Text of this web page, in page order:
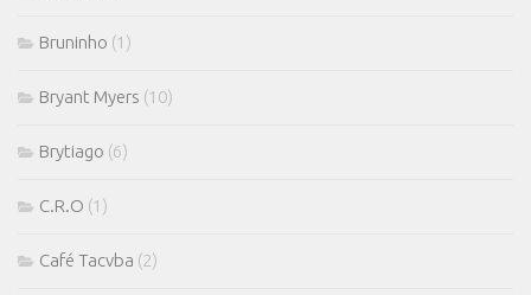
Bruninho (1)
Bryant Myers (10)
Brytiago (6)
C.R.O (1)
Café Tacvba (2)